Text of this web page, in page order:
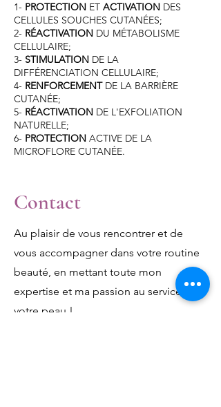
1- PROTECTION ET ACTIVATION DES
CELLULES SOUCHES CUTANÉES;
2- RÉACTIVATION DU MÉTABOLISME
CELLULAIRE;
3- STIMULATION DE LA
DIFFÉRENCIATION CELLULAIRE;
4- RENFORCEMENTDE LA BARRIÈRE
CUTANÉE;
5- RÉACTIVATION DE L'EXFOLIATION
NATURELLE;
6- PROTECTION ACTIVE DE LA
MICROFLORE CUTANÉE.
Contact
Au plaisir de vous rencontrer et de
vous accompagner dans votre routine
beauté, en mettant toute mon
expertise et ma passion au service de
votre peau !